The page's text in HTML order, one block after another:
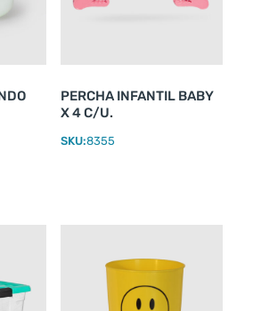
PERCHA INFANTIL BABY
X 4 C/U.
SKU:8355